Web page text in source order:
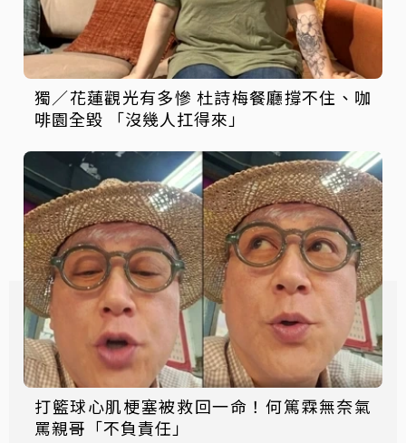
獨／花蓮觀光有多慘 杜詩梅餐廳撐不住、咖
啡園全毀 「沒幾人扛得來」
打籃球心肌梗塞被救回一命！何篤霖無奈氣
罵親哥「不負責任」